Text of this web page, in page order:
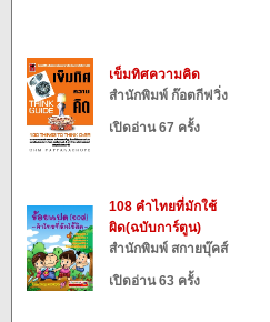
เข็มทิศความคิด
สำนักพิมพ์ ก๊อตกีฟวิ่ง
เปิดอ่าน 67 ครั้ง
108 คำไทยที่มักใช้
ผิด(ฉบับการ์ตูน)
สำนักพิมพ์ สกายบุ๊คส์
เปิดอ่าน 63 ครั้ง